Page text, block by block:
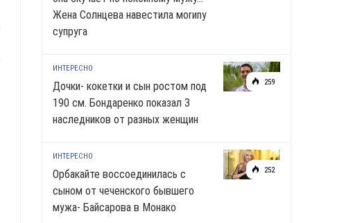
Жена Солнцева навестила моrиnу
супруга
259
ИНТЕРЕСНО
Дочки- кокетки и сын ростом под
190 см. Бондаренко показал 3
наследников от разных женщин
252
ИНТЕРЕСНО
Орбакайте воссоединилась с
сыном от чеченского бывшего
мужа- Байсарова в Монако